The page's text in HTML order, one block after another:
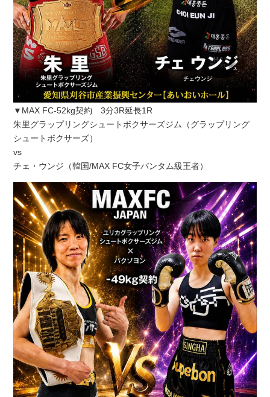
▼MAX FC-52kg契約 3分3R延長1R
朱里グラップリングシュートボクサーズジム（グラップリング
シュートボクサーズ）
vs
チェ・ウンジ（韓国/MAX FC女子バンタム級王者）